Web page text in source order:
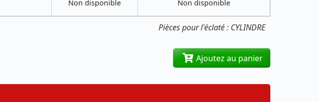
Pièces pour l'éclaté : CYLINDRE
Non disponible Non disponible
Ajoutez au panier